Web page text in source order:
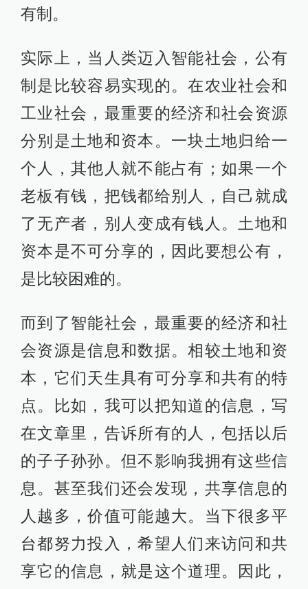
有制。
实际上，当人类迈入智能社会，公有
制是比较容易实现的。在农业社会和
工业社会，最重要的经济和社会资源
分别是土地和资本。一块土地归给一
个人，其他人就不能占有；如果一个
老板有钱，把钱都给别人，自己就成
了无产者，别人变成有钱人。土地和
资本是不可分享的，因此要想公有，
是比较困难的。
而到了智能社会，最重要的经济和社
会资源是信息和数据。相较土地和资
本，它们天生具有可分享和共有的特
点。比如，我可以把知道的信息，写
在文章里，告诉所有的人，包括以后
的子子孙孙。但不影响我拥有这些信
息。甚至我们还会发现，共享信息的
人越多，价值可能越大。当下很多平
台都努力投入，希望人们来访问和共
享它的信息，就是这个道理。因此，